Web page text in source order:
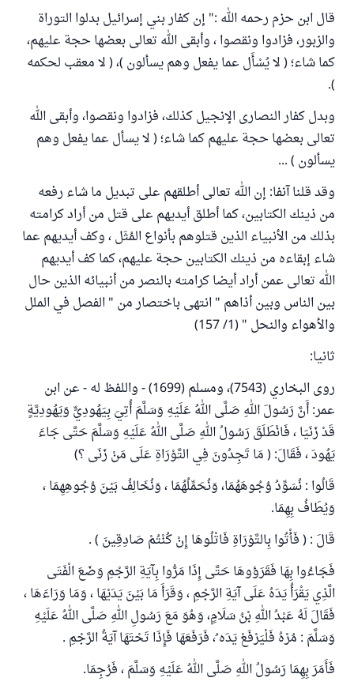
قال ابن حزم رحمه الله :" إن كفار بني إسرائيل بدلوا التوراة
والزبور، فزادوا ونقصوا ، وأبقى الله تعالى بعضها حجة عليهم،
كما شاء؛ ( لا يُسْأَل عما يفعل وهم يسألون )، ( لا معقب لحكمه
).
وبدل كفار النصارى الإنجيل كذلك، فزادوا ونقصوا، وأبقى الله
تعالى بعضها حجة عليهم كما شاء؛ ( لا يسأل عما يفعل وهم
يسألون ) ...
وقد قلنا آنفا: إن الله تعالى أطلقهم على تبديل ما شاء رفعه
من ذينك الكتابين، كما أطلق أيديهم على قتل من أراد كرامته
بذلك من الأنبياء الذين قتلوهم بأنواع المُثَل ، وكف أيديهم عما
شاء إبقاءه من ذينك الكتابين حجة عليهم، كما كف أيديهم
الله تعالى عمن أراد أيضا كرامته بالنصر من أنبيائه الذين حال
بين الناس وبين أذاهم " انتهى باختصار من " الفصل في الملل
والأهواء والنحل " (1/ 157)
ثانيا:
روى البخاري (7543)، ومسلم (1699) - واللفظ له - عن ابن
عمر: أَنَّ رَسُولَ اللهِ صَلَّى اللهُ عَلَيْهِ وَسَلَّمَ أُتِيَ بِيَهُودِيٍّ وَيَهُودِيَّةٍ
قَدْ زَنَيَا ، فَانْطَلَقَ رَسُولُ اللهِ صَلَّى اللهُ عَلَيْهِ وَسَلَّمَ حَتَّى جَاءَ
يَهُودَ ، فَقَالَ: ( مَا تَجِدُونَ فِي التَّوْرَاةِ عَلَى مَنْ زَنَى ؟)
قَالُوا : نُسَوِّدُ وُجُوهَهُمَا، وَنُحَمِّلُهُمَا ، وَنُخَالِفُ بَيْنَ وُجُوهِهِمَا ،
وَيُطَافُ بِهِمَا.
قَالَ : ( فَأْتُوا بِالتَّوْرَاةِ فَاتْلُوهَا إِنْ كُنْتُمْ صَادِقِينَ ) .
فَجَاءُوا بِهَا فَقَرَؤوهَا حَتَّى إِذَا مَرُّوا بِآيَةِ الرَّجْمِ وَضَعَ الْفَتَى
الَّذِي يَقْرَأُ يَدَهُ عَلَى آيَةِ الرَّجْمِ ، وَقَرَأَ مَا بَيْنَ يَدَيْهَا ، وَمَا وَرَاءَهَا ،
فَقَالَ لَهُ عَبْدُ اللهِ بْنُ سَلَامٍ، وَهُوَ مَعَ رَسُولِ اللهِ صَلَّى اللهُ عَلَيْهِ
وَسَلَّمَ : مُرْهُ فَلْيَرْفَعْ يَدَه ُ، فَرَفَعَهَا فَإِذَا تَحْتَهَا آيَةُ الرَّجْمِ .
فَأَمَرَ بِهِمَا رَسُولُ اللهِ صَلَّى اللهُ عَلَيْهِ وَسَلَّمَ ، فَرُجِمَا.